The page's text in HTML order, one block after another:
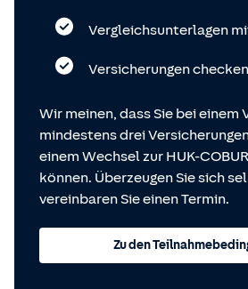
Vergleichsunterlagen
Versicherungen
Wir meinen, dass Sie bei einem
mindestens drei
einem Wechsel zur HUK-
können. Überzeugen Sie sich
vereinbaren Sie einen Termin.
Zu den